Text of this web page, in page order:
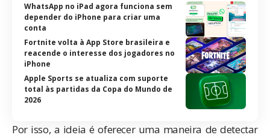
WhatsApp no iPad agora funciona sem
depender do iPhone para criar uma
conta
Fortnite volta à App Store brasileira e
reacende o interesse dos jogadores no
iPhone
Apple Sports se atualiza com suporte
total às partidas da Copa do Mundo de
2026
Por isso, a ideia é oferecer uma maneira de detectar